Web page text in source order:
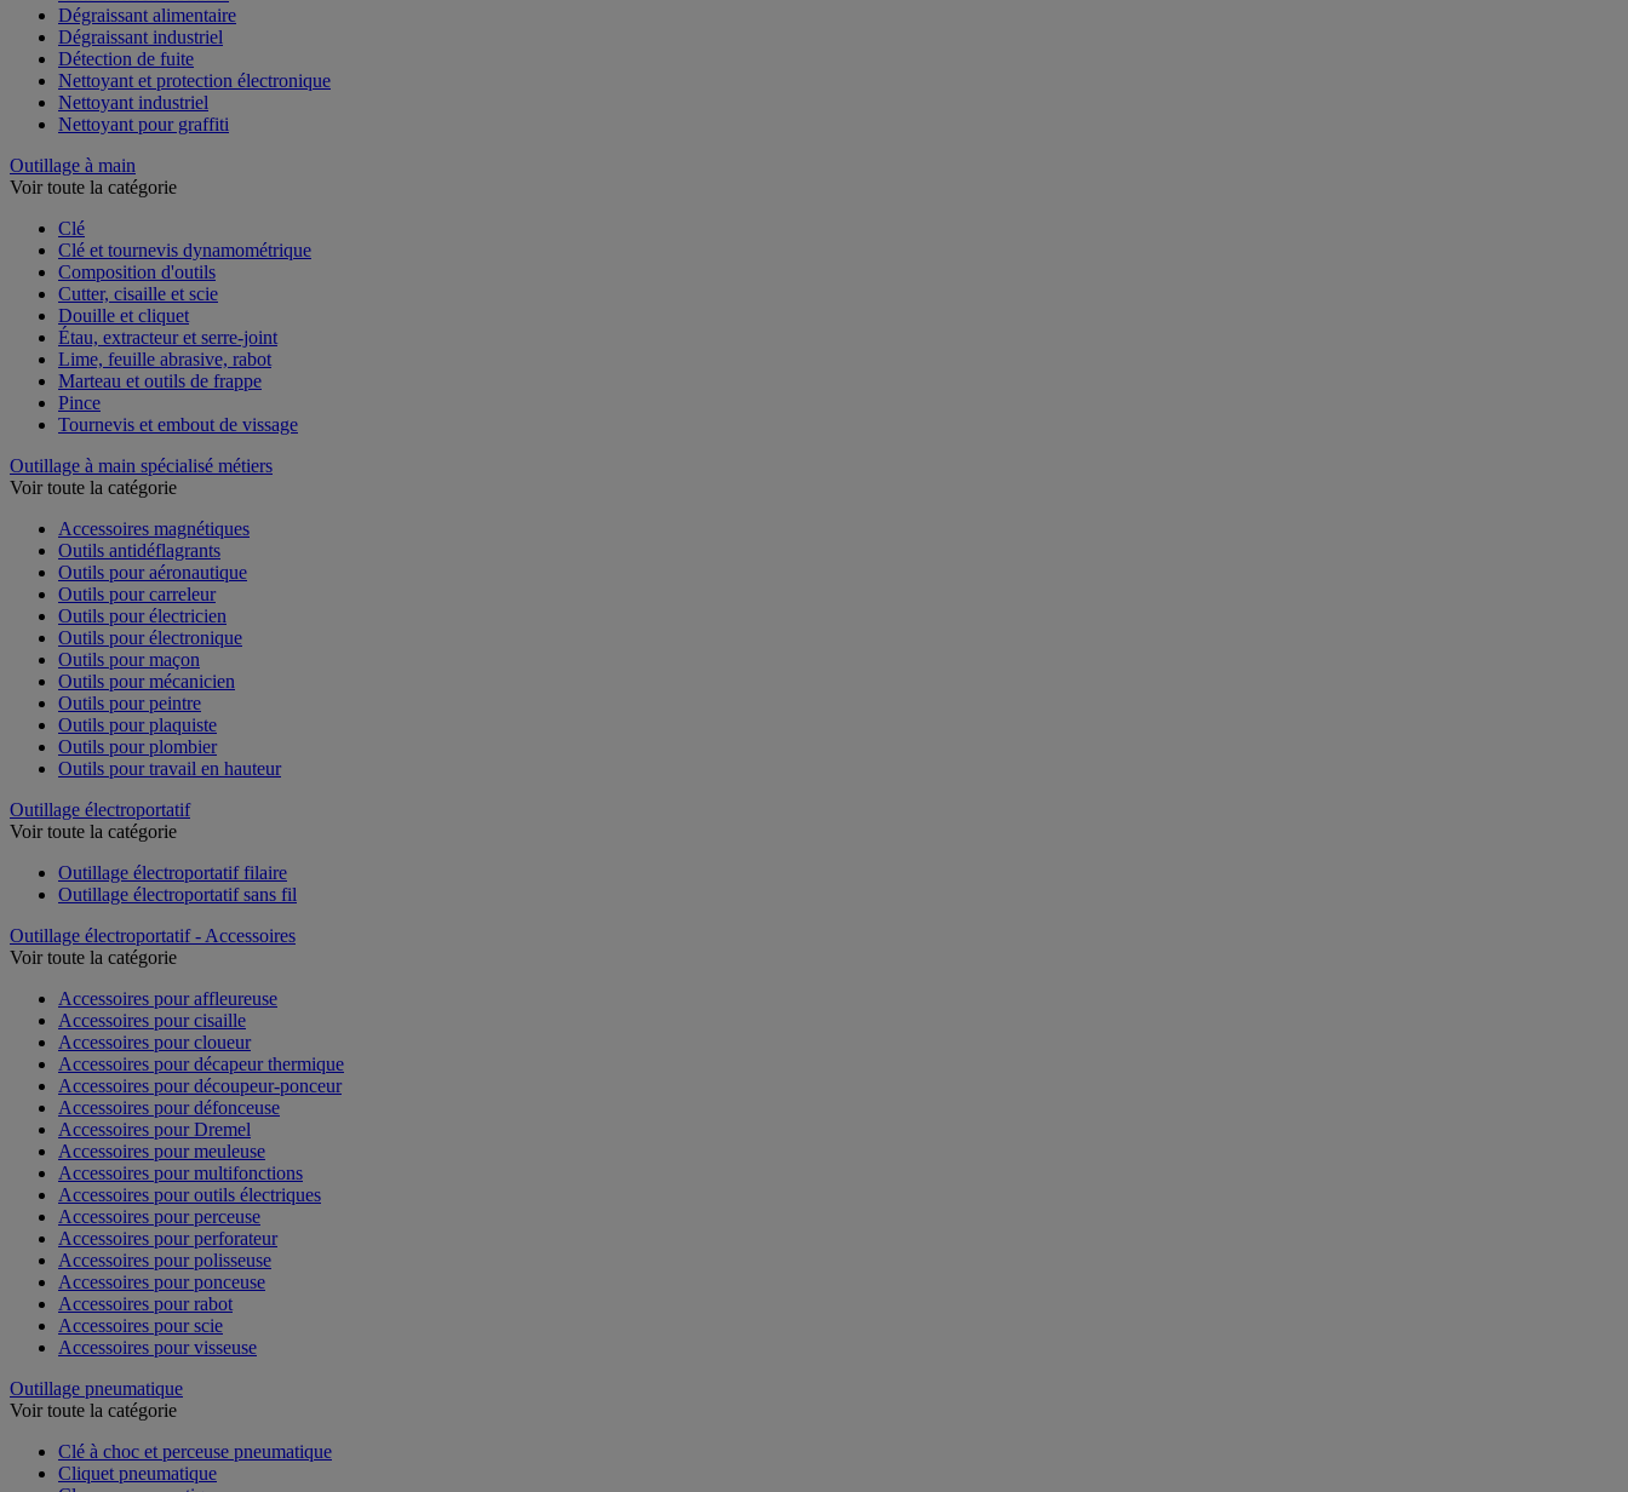
Anti-adhérent soudure
Dégraissant alimentaire
Dégraissant industriel
Détection de fuite
Nettoyant et protection électronique
Nettoyant industriel
Outillage à main
Clé
Clé et tournevis dynamométrique
Composition d'outils
Cutter, cisaille et scie
Douille et cliquet
Étau, extracteur et serre-joint
Lime, feuille abrasive, rabot
Marteau et outils de frappe
Pince
Outillage à main spécialisé métiers
Accessoires magnétiques
Outils antidéflagrants
Outils pour aéronautique
Outils pour carreleur
Outils pour électricien
Outils pour électronique
Outils pour maçon
Outils pour mécanicien
Outils pour peintre
Outils pour plaquiste
Outils pour plombier
Outillage électroportatif
Outillage électroportatif filaire
Outillage électroportatif - Accessoires
Accessoires pour affleureuse
Accessoires pour cisaille
Accessoires pour cloueur
Accessoires pour décapeur thermique
Accessoires pour découpeur-ponceur
Accessoires pour défonceuse
Accessoires pour Dremel
Accessoires pour meuleuse
Accessoires pour multifonctions
Accessoires pour outils électriques
Accessoires pour perceuse
Accessoires pour perforateur
Accessoires pour polisseuse
Accessoires pour ponceuse
Accessoires pour rabot
Accessoires pour scie
Outillage pneumatique
Clé à choc et perceuse pneumatique